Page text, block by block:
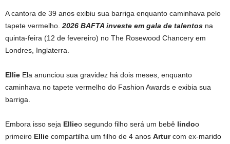
A cantora de 39 anos exibiu sua barriga enquanto caminhava pelo
tapete vermelho. 2026 BAFTA investe em gala de talentos na
quinta-feira (12 de fevereiro) no The Rosewood Chancery em
Londres, Inglaterra.
Ellie Ela anunciou sua gravidez há dois meses, enquanto
caminhava no tapete vermelho do Fashion Awards e exibia sua
barriga.
Embora isso seja Ellieo segundo filho será um bebê lindoo
primeiro Ellie compartilha um filho de 4 anos Arturcom ex-marido